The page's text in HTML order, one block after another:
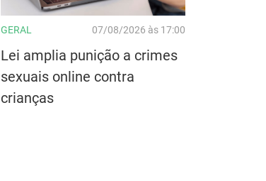
GERAL 07/08/2026 às 17:00
Lei amplia punição a crimes
sexuais online contra
crianças